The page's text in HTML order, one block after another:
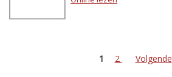
1 2 Volgende